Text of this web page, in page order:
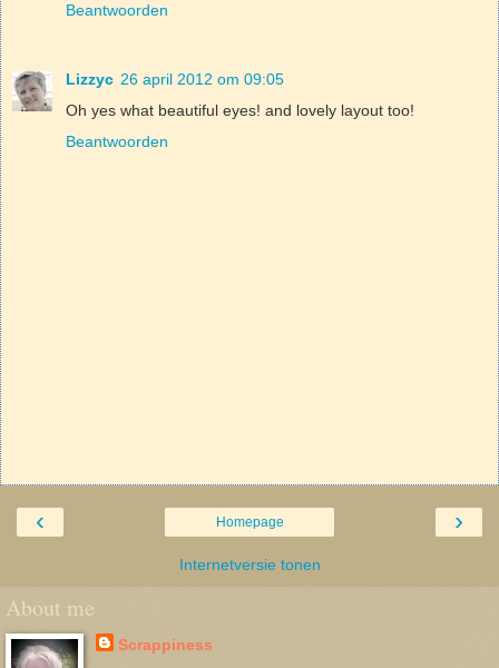
Beantwoorden
Lizzyc 26 april 2012 om 09:05
Oh yes what beautiful eyes! and lovely layout too!
Beantwoorden
‹ ›
Homepage
Internetversie tonen
About me
Scrappiness